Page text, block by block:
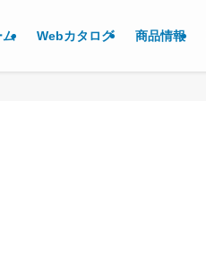
ム Webカタログ 商品情報